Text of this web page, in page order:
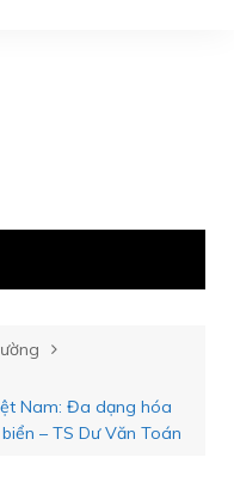
Nam: Đa dạng hóa
– TS Dư Văn Toán